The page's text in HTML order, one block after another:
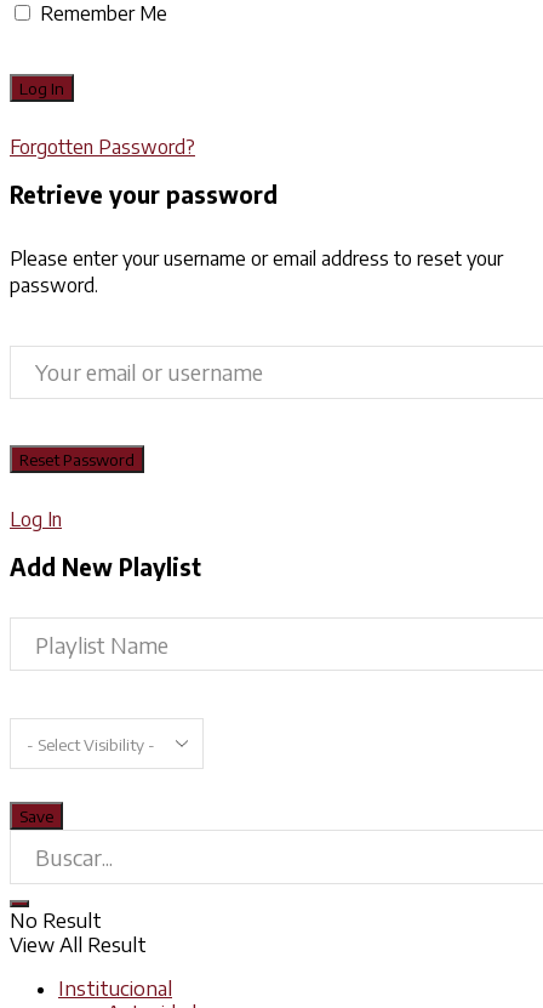
Remember Me
Forgotten Password?
Retrieve your password
Please enter your username or email address to reset your
password.
Log In
Add New Playlist
No Result
View All Result
Institucional